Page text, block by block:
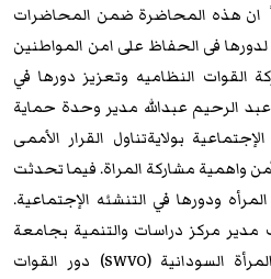
ان هذه المحاضرة ضمن المحاضرات
فى الحفاظ على امن المواطنين
القوات النظاميه وتعزيز دورها في
عبد الرحيم عبدالله مدير وحدة حماية
بولايةتناول القرار الأممى
واهمية مشاركة المراة. فيما تحدثت
ودورها في التنشئه الإجتماعية.
مركز دراسات والتنمية بجامعة
كردفان رئيس منظمة صوت المرأة السودانية (SWVO) دور القوات